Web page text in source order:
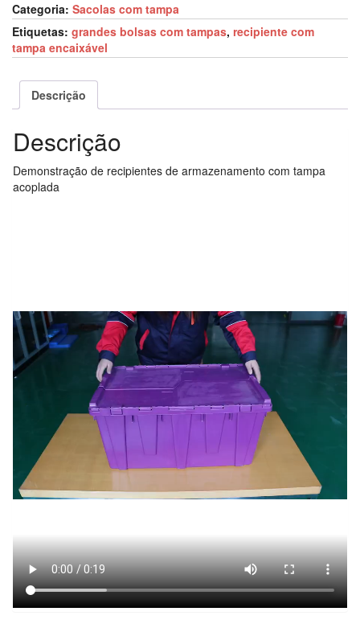
Categoria: Sacolas com tampa
Etiquetas: grandes bolsas com tampas, recipiente com
tampa encaixável
Descrição
Descrição
Demonstração de recipientes de armazenamento com tampa
acoplada